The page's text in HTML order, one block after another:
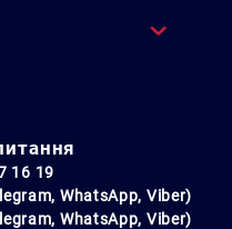
16 19
WhatsApp, Viber)
WhatsApp, Viber)